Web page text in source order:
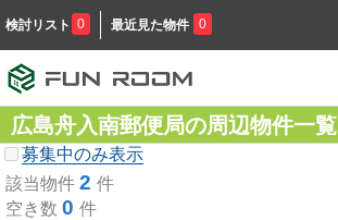
検討リスト 0 最近見た物件 0
広島舟入南郵便局の周辺物件一覧
募集中のみ表示
該当物件 2 件
空き数 0 件